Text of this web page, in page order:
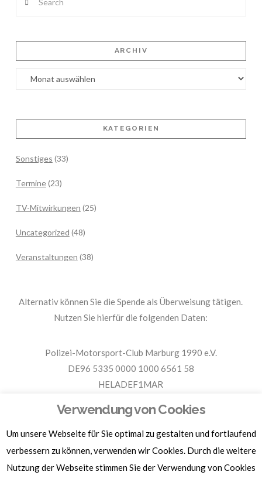
ARCHIV
Archiv
KATEGORIEN
Sonstiges (33)
Termine(23)
TV-Mitwirkungen (25)
Uncategorized (48)
Veranstaltungen (38)
Alternativ können Sie die Spende als Überweisung tätigen.
Nutzen Sie hierfür die folgenden Daten:
Polizei-Motorsport-Club Marburg 1990 e.V.
DE96 5335 0000 1000 6561 58
HELADEF1MAR
Für Spendenbescheinigungen, Sachspenden und weitere
Informationen, hier klicken.
Verwendung von Cookies
Um unsere Webseite für Sie optimal zu gestalten und fortlaufend
verbessern zu können, verwenden wir Cookies. Durch die weitere
Nutzung der Webseite stimmen Sie der Verwendung von Cookies